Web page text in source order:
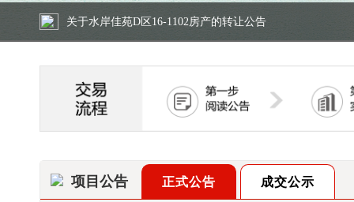
关于水岸佳苑D区16-1102房产的转让公告
关于水岸佳苑D区18-203房产的转让公告
关于水岸佳苑D区18-202房产的转让公告
项目公告 正式公告 成交公示